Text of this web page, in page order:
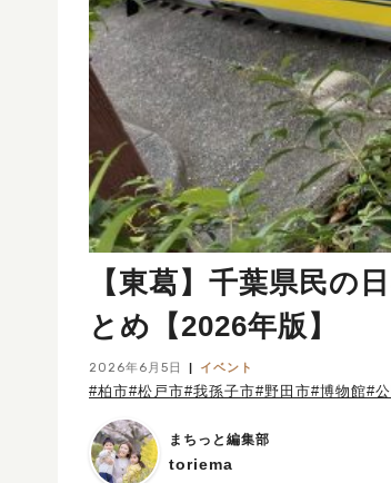
【東葛】千葉県民の
とめ【2026年版】
2026年6月5日 イベント
#柏市#松戸市#我孫子市#野田市#博物館#
まちっと編集部
toriema